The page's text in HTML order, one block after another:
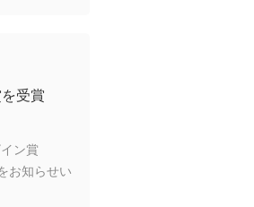
受賞
ン賞
お知らせい